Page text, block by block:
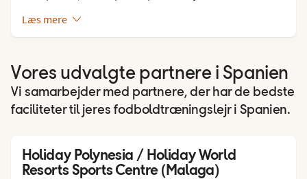
Læs mere
Vores udvalgte partnere i Spanien
Vi samarbejder med partnere, der har de bedste
faciliteter til jeres fodboldtræningslejr i Spanien.
Holiday Polynesia / Holiday World
Resorts Sports Centre (Malaga)